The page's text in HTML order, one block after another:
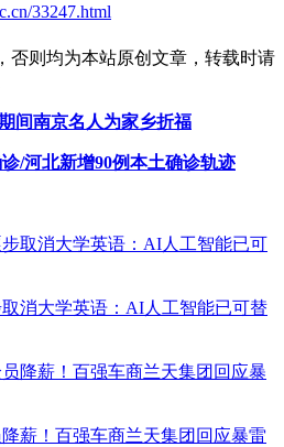
33247.html
否则均为本站原创文章，转载时请
间南京名人为家乡折福
/河北新增90例本土确诊轨迹
消大学英语：AI人工智能已可替
薪！百强车商兰天集团回应暴雷